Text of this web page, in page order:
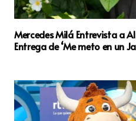
Mercedes Milá Entrevista a
Entrega de ‘Me meto en un